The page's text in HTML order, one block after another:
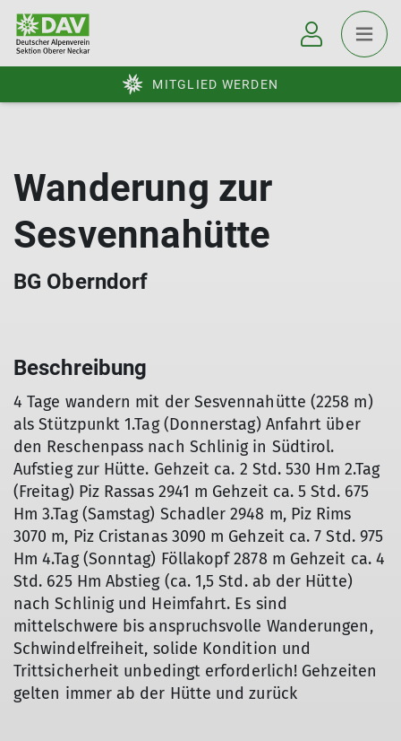
MITGLIED WERDEN
Wanderung zur
Sesvennahütte
BG Oberndorf
Beschreibung
4 Tage wandern mit der Sesvennahütte (2258 m)
als Stützpunkt 1.Tag (Donnerstag) Anfahrt über
den Reschenpass nach Schlinig in Südtirol.
Aufstieg zur Hütte. Gehzeit ca. 2 Std. 530 Hm 2.Tag
(Freitag) Piz Rassas 2941 m Gehzeit ca. 5 Std. 675
Hm 3.Tag (Samstag) Schadler 2948 m, Piz Rims
3070 m, Piz Cristanas 3090 m Gehzeit ca. 7 Std. 975
Hm 4.Tag (Sonntag) Föllakopf 2878 m Gehzeit ca. 4
Std. 625 Hm Abstieg (ca. 1,5 Std. ab der Hütte)
nach Schlinig und Heimfahrt. Es sind
mittelschwere bis anspruchsvolle Wanderungen,
Schwindelfreiheit, solide Kondition und
Trittsicherheit unbedingt erforderlich! Gehzeiten
gelten immer ab der Hütte und zurück